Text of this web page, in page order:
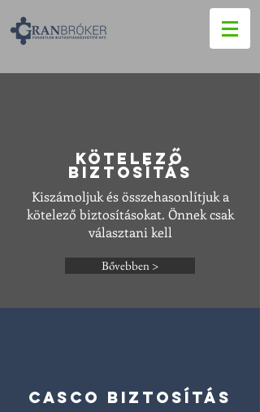
Kötelező
biztosítás
Kiszámoljuk és összehasonlítjuk a
kötelező biztosításokat. Önnek csak
választani kell
Bővebben >
casco biztosítás